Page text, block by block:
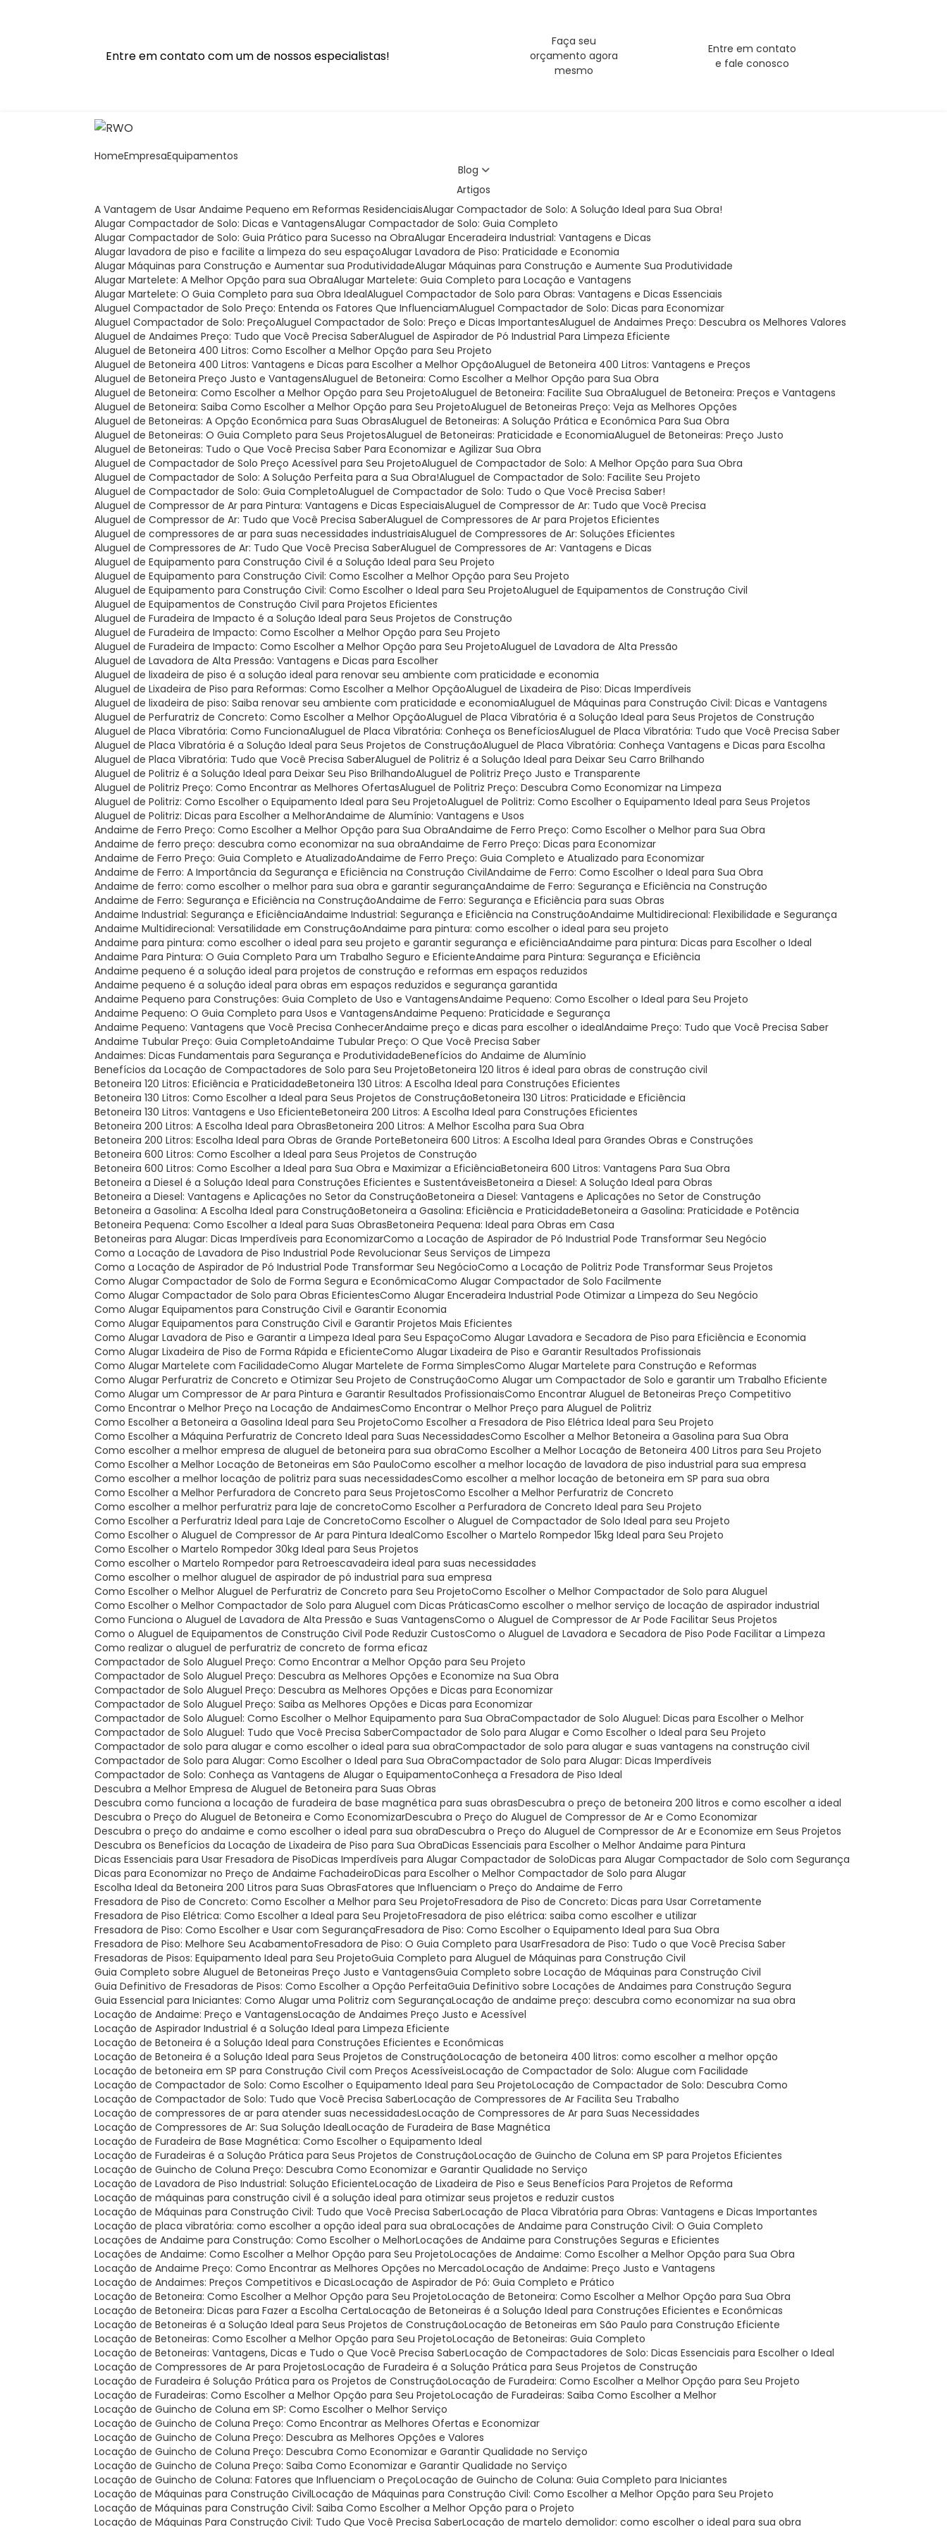
Entre em contato com um de nossos especialistas!
Faça seu
orçamento agora
mesmo
Entre em contato
e fale conosco
Home Empresa Equipamentos
Blog
Artigos
A Vantagem de Usar Andaime Pequeno em Reformas Residenciais Alugar Compactador de Solo: A Solução Ideal para Sua Obra!
Alugar Compactador de Solo: Dicas e Vantagens Alugar Compactador de Solo: Guia Completo
Alugar Compactador de Solo: Guia Prático para Sucesso na Obra Alugar Enceradeira Industrial: Vantagens e Dicas
Alugar lavadora de piso e facilite a limpeza do seu espaço Alugar Lavadora de Piso: Praticidade e Economia
Alugar Máquinas para Construção e Aumentar sua Produtividade Alugar Máquinas para Construção e Aumente Sua Produtividade
Alugar Martelete: A Melhor Opção para sua Obra Alugar Martelete: Guia Completo para Locação e Vantagens
Alugar Martelete: O Guia Completo para sua Obra Ideal Aluguel Compactador de Solo para Obras: Vantagens e Dicas Essenciais
Aluguel Compactador de Solo Preço: Entenda os Fatores Que Influenciam Aluguel Compactador de Solo: Dicas para Economizar
Aluguel Compactador de Solo: Preço Aluguel Compactador de Solo: Preço e Dicas Importantes Aluguel de Andaimes Preço: Descubra os Melhores Valores
Aluguel de Andaimes Preço: Tudo que Você Precisa Saber Aluguel de Aspirador de Pó Industrial Para Limpeza Eficiente
Aluguel de Betoneira 400 Litros: Como Escolher a Melhor Opção para Seu Projeto
Aluguel de Betoneira 400 Litros: Vantagens e Dicas para Escolher a Melhor Opção Aluguel de Betoneira 400 Litros: Vantagens e Preços
Aluguel de Betoneira Preço Justo e Vantagens Aluguel de Betoneira: Como Escolher a Melhor Opção para Sua Obra
Aluguel de Betoneira: Como Escolher a Melhor Opção para Seu Projeto Aluguel de Betoneira: Facilite Sua Obra Aluguel de Betoneira: Preços e Vantagens
Aluguel de Betoneira: Saiba Como Escolher a Melhor Opção para Seu Projeto Aluguel de Betoneiras Preço: Veja as Melhores Opções
Aluguel de Betoneiras: A Opção Econômica para Suas Obras Aluguel de Betoneiras: A Solução Prática e Econômica Para Sua Obra
Aluguel de Betoneiras: O Guia Completo para Seus Projetos Aluguel de Betoneiras: Praticidade e Economia Aluguel de Betoneiras: Preço Justo
Aluguel de Betoneiras: Tudo o Que Você Precisa Saber Para Economizar e Agilizar Sua Obra
Aluguel de Compactador de Solo Preço Acessível para Seu Projeto Aluguel de Compactador de Solo: A Melhor Opção para Sua Obra
Aluguel de Compactador de Solo: A Solução Perfeita para a Sua Obra! Aluguel de Compactador de Solo: Facilite Seu Projeto
Aluguel de Compactador de Solo: Guia Completo Aluguel de Compactador de Solo: Tudo o Que Você Precisa Saber!
Aluguel de Compressor de Ar para Pintura: Vantagens e Dicas Especiais Aluguel de Compressor de Ar: Tudo que Você Precisa
Aluguel de Compressor de Ar: Tudo que Você Precisa Saber Aluguel de Compressores de Ar para Projetos Eficientes
Aluguel de compressores de ar para suas necessidades industriais Aluguel de Compressores de Ar: Soluções Eficientes
Aluguel de Compressores de Ar: Tudo Que Você Precisa Saber Aluguel de Compressores de Ar: Vantagens e Dicas
Aluguel de Equipamento para Construção Civil é a Solução Ideal para Seu Projeto
Aluguel de Equipamento para Construção Civil: Como Escolher a Melhor Opção para Seu Projeto
Aluguel de Equipamento para Construção Civil: Como Escolher o Ideal para Seu Projeto Aluguel de Equipamentos de Construção Civil
Aluguel de Equipamentos de Construção Civil para Projetos Eficientes
Aluguel de Furadeira de Impacto é a Solução Ideal para Seus Projetos de Construção
Aluguel de Furadeira de Impacto: Como Escolher a Melhor Opção para Seu Projeto
Aluguel de Furadeira de Impacto: Como Escolher a Melhor Opção para Seu Projeto Aluguel de Lavadora de Alta Pressão
Aluguel de Lavadora de Alta Pressão: Vantagens e Dicas para Escolher
Aluguel de lixadeira de piso é a solução ideal para renovar seu ambiente com praticidade e economia
Aluguel de Lixadeira de Piso para Reformas: Como Escolher a Melhor Opção Aluguel de Lixadeira de Piso: Dicas Imperdíveis
Aluguel de lixadeira de piso: Saiba renovar seu ambiente com praticidade e economia Aluguel de Máquinas para Construção Civil: Dicas e Vantagens
Aluguel de Perfuratriz de Concreto: Como Escolher a Melhor Opção Aluguel de Placa Vibratória é a Solução Ideal para Seus Projetos de Construção
Aluguel de Placa Vibratória: Como Funciona Aluguel de Placa Vibratória: Conheça os Benefícios Aluguel de Placa Vibratória: Tudo que Você Precisa Saber
Aluguel de Placa Vibratória é a Solução Ideal para Seus Projetos de Construção Aluguel de Placa Vibratória: Conheça Vantagens e Dicas para Escolha
Aluguel de Placa Vibratória: Tudo que Você Precisa Saber Aluguel de Politriz é a Solução Ideal para Deixar Seu Carro Brilhando
Aluguel de Politriz é a Solução Ideal para Deixar Seu Piso Brilhando Aluguel de Politriz Preço Justo e Transparente
Aluguel de Politriz Preço: Como Encontrar as Melhores Ofertas Aluguel de Politriz Preço: Descubra Como Economizar na Limpeza
Aluguel de Politriz: Como Escolher o Equipamento Ideal para Seu Projeto Aluguel de Politriz: Como Escolher o Equipamento Ideal para Seus Projetos
Aluguel de Politriz: Dicas para Escolher a Melhor Andaime de Alumínio: Vantagens e Usos
Andaime de Ferro Preço: Como Escolher a Melhor Opção para Sua Obra Andaime de Ferro Preço: Como Escolher o Melhor para Sua Obra
Andaime de ferro preço: descubra como economizar na sua obra Andaime de Ferro Preço: Dicas para Economizar
Andaime de Ferro Preço: Guia Completo e Atualizado Andaime de Ferro Preço: Guia Completo e Atualizado para Economizar
Andaime de Ferro: A Importância da Segurança e Eficiência na Construção Civil Andaime de Ferro: Como Escolher o Ideal para Sua Obra
Andaime de ferro: como escolher o melhor para sua obra e garantir segurança Andaime de Ferro: Segurança e Eficiência na Construção
Andaime de Ferro: Segurança e Eficiência na Construção Andaime de Ferro: Segurança e Eficiência para suas Obras
Andaime Industrial: Segurança e Eficiência Andaime Industrial: Segurança e Eficiência na Construção Andaime Multidirecional: Flexibilidade e Segurança
Andaime Multidirecional: Versatilidade em Construção Andaime para pintura: como escolher o ideal para seu projeto
Andaime para pintura: como escolher o ideal para seu projeto e garantir segurança e eficiência Andaime para pintura: Dicas para Escolher o Ideal
Andaime Para Pintura: O Guia Completo Para um Trabalho Seguro e Eficiente Andaime para Pintura: Segurança e Eficiência
Andaime pequeno é a solução ideal para projetos de construção e reformas em espaços reduzidos
Andaime pequeno é a solução ideal para obras em espaços reduzidos e segurança garantida
Andaime Pequeno para Construções: Guia Completo de Uso e Vantagens Andaime Pequeno: Como Escolher o Ideal para Seu Projeto
Andaime Pequeno: O Guia Completo para Usos e Vantagens Andaime Pequeno: Praticidade e Segurança
Andaime Pequeno: Vantagens que Você Precisa Conhecer Andaime preço e dicas para escolher o ideal Andaime Preço: Tudo que Você Precisa Saber
Andaime Tubular Preço: Guia Completo Andaime Tubular Preço: O Que Você Precisa Saber
Andaimes: Dicas Fundamentais para Segurança e Produtividade Benefícios do Andaime de Alumínio
Benefícios da Locação de Compactadores de Solo para Seu Projeto Betoneira 120 litros é ideal para obras de construção civil
Betoneira 120 Litros: Eficiência e Praticidade Betoneira 130 Litros: A Escolha Ideal para Construções Eficientes
Betoneira 130 Litros: Como Escolher a Ideal para Seus Projetos de Construção Betoneira 130 Litros: Praticidade e Eficiência
Betoneira 130 Litros: Vantagens e Uso Eficiente Betoneira 200 Litros: A Escolha Ideal para Construções Eficientes
Betoneira 200 Litros: A Escolha Ideal para Obras Betoneira 200 Litros: A Melhor Escolha para Sua Obra
Betoneira 200 Litros: Escolha Ideal para Obras de Grande Porte Betoneira 600 Litros: A Escolha Ideal para Grandes Obras e Construções
Betoneira 600 Litros: Como Escolher a Ideal para Seus Projetos de Construção
Betoneira 600 Litros: Como Escolher a Ideal para Sua Obra e Maximizar a Eficiência Betoneira 600 Litros: Vantagens Para Sua Obra
Betoneira a Diesel é a Solução Ideal para Construções Eficientes e Sustentáveis Betoneira a Diesel: A Solução Ideal para Obras
Betoneira a Diesel: Vantagens e Aplicações no Setor da Construção Betoneira a Diesel: Vantagens e Aplicações no Setor de Construção
Betoneira a Gasolina: A Escolha Ideal para Construção Betoneira a Gasolina: Eficiência e Praticidade Betoneira a Gasolina: Praticidade e Potência
Betoneira Pequena: Como Escolher a Ideal para Suas Obras Betoneira Pequena: Ideal para Obras em Casa
Betoneiras para Alugar: Dicas Imperdíveis para Economizar Como a Locação de Aspirador de Pó Industrial Pode Transformar Seu Negócio
Como a Locação de Lavadora de Piso Industrial Pode Revolucionar Seus Serviços de Limpeza
Como a Locação de Aspirador de Pó Industrial Pode Transformar Seu Negócio Como a Locação de Politriz Pode Transformar Seus Projetos
Como Alugar Compactador de Solo de Forma Segura e Econômica Como Alugar Compactador de Solo Facilmente
Como Alugar Compactador de Solo para Obras Eficientes Como Alugar Enceradeira Industrial Pode Otimizar a Limpeza do Seu Negócio
Como Alugar Equipamentos para Construção Civil e Garantir Economia
Como Alugar Equipamentos para Construção Civil e Garantir Projetos Mais Eficientes
Como Alugar Lavadora de Piso e Garantir a Limpeza Ideal para Seu Espaço Como Alugar Lavadora e Secadora de Piso para Eficiência e Economia
Como Alugar Lixadeira de Piso de Forma Rápida e Eficiente Como Alugar Lixadeira de Piso e Garantir Resultados Profissionais
Como Alugar Martelete com Facilidade Como Alugar Martelete de Forma Simples Como Alugar Martelete para Construção e Reformas
Como Alugar Perfuratriz de Concreto e Otimizar Seu Projeto de Construção Como Alugar um Compactador de Solo e garantir um Trabalho Eficiente
Como Alugar um Compressor de Ar para Pintura e Garantir Resultados Profissionais Como Encontrar Aluguel de Betoneiras Preço Competitivo
Como Encontrar o Melhor Preço na Locação de Andaimes Como Encontrar o Melhor Preço para Aluguel de Politriz
Como Escolher a Betoneira a Gasolina Ideal para Seu Projeto Como Escolher a Fresadora de Piso Elétrica Ideal para Seu Projeto
Como Escolher a Máquina Perfuratriz de Concreto Ideal para Suas Necessidades Como Escolher a Melhor Betoneira a Gasolina para Sua Obra
Como escolher a melhor empresa de aluguel de betoneira para sua obra Como Escolher a Melhor Locação de Betoneira 400 Litros para Seu Projeto
Como Escolher a Melhor Locação de Betoneiras em São Paulo Como escolher a melhor locação de lavadora de piso industrial para sua empresa
Como escolher a melhor locação de politriz para suas necessidades Como escolher a melhor locação de betoneira em SP para sua obra
Como Escolher a Melhor Perfuradora de Concreto para Seus Projetos Como Escolher a Melhor Perfuratriz de Concreto
Como escolher a melhor perfuratriz para laje de concreto Como Escolher a Perfuradora de Concreto Ideal para Seu Projeto
Como Escolher a Perfuratriz Ideal para Laje de Concreto Como Escolher o Aluguel de Compactador de Solo Ideal para seu Projeto
Como Escolher o Aluguel de Compressor de Ar para Pintura Ideal Como Escolher o Martelo Rompedor 15kg Ideal para Seu Projeto
Como Escolher o Martelo Rompedor 30kg Ideal para Seus Projetos
Como escolher o Martelo Rompedor para Retroescavadeira ideal para suas necessidades
Como escolher o melhor aluguel de aspirador de pó industrial para sua empresa
Como Escolher o Melhor Aluguel de Perfuratriz de Concreto para Seu Projeto Como Escolher o Melhor Compactador de Solo para Aluguel
Como Escolher o Melhor Compactador de Solo para Aluguel com Dicas Práticas Como escolher o melhor serviço de locação de aspirador industrial
Como Funciona o Aluguel de Lavadora de Alta Pressão e Suas Vantagens Como o Aluguel de Compressor de Ar Pode Facilitar Seus Projetos
Como o Aluguel de Equipamentos de Construção Civil Pode Reduzir Custos Como o Aluguel de Lavadora e Secadora de Piso Pode Facilitar a Limpeza
Como realizar o aluguel de perfuratriz de concreto de forma eficaz
Compactador de Solo Aluguel Preço: Como Encontrar a Melhor Opção para Seu Projeto
Compactador de Solo Aluguel Preço: Descubra as Melhores Opções e Economize na Sua Obra
Compactador de Solo Aluguel Preço: Descubra as Melhores Opções e Dicas para Economizar
Compactador de Solo Aluguel Preço: Saiba as Melhores Opções e Dicas para Economizar
Compactador de Solo Aluguel: Como Escolher o Melhor Equipamento para Sua Obra Compactador de Solo Aluguel: Dicas para Escolher o Melhor
Compactador de Solo Aluguel: Tudo que Você Precisa Saber Compactador de Solo para Alugar e Como Escolher o Ideal para Seu Projeto
Compactador de solo para alugar e como escolher o ideal para sua obra Compactador de solo para alugar e suas vantagens na construção civil
Compactador de Solo para Alugar: Como Escolher o Ideal para Sua Obra Compactador de Solo para Alugar: Dicas Imperdíveis
Compactador de Solo: Conheça as Vantagens de Alugar o Equipamento Conheça a Fresadora de Piso Ideal
Descubra a Melhor Empresa de Aluguel de Betoneira para Suas Obras
Descubra como funciona a locação de furadeira de base magnética para suas obras Descubra o preço de betoneira 200 litros e como escolher a ideal
Descubra o Preço do Aluguel de Betoneira e Como Economizar Descubra o Preço do Aluguel de Compressor de Ar e Como Economizar
Descubra o preço do andaime e como escolher o ideal para sua obra Descubra o Preço do Aluguel de Compressor de Ar e Economize em Seus Projetos
Descubra os Benefícios da Locação de Lixadeira de Piso para Sua Obra Dicas Essenciais para Escolher o Melhor Andaime para Pintura
Dicas Essenciais para Usar Fresadora de Piso Dicas Imperdíveis para Alugar Compactador de Solo Dicas para Alugar Compactador de Solo com Segurança
Dicas para Economizar no Preço de Andaime Fachadeiro Dicas para Escolher o Melhor Compactador de Solo para Alugar
Escolha Ideal da Betoneira 200 Litros para Suas Obras Fatores que Influenciam o Preço do Andaime de Ferro
Fresadora de Piso de Concreto: Como Escolher a Melhor para Seu Projeto Fresadora de Piso de Concreto: Dicas para Usar Corretamente
Fresadora de Piso Elétrica: Como Escolher a Ideal para Seu Projeto Fresadora de piso elétrica: saiba como escolher e utilizar
Fresadora de Piso: Como Escolher e Usar com Segurança Fresadora de Piso: Como Escolher o Equipamento Ideal para Sua Obra
Fresadora de Piso: Melhore Seu Acabamento Fresadora de Piso: O Guia Completo para Usar Fresadora de Piso: Tudo o que Você Precisa Saber
Fresadoras de Pisos: Equipamento Ideal para Seu Projeto Guia Completo para Aluguel de Máquinas para Construção Civil
Guia Completo sobre Aluguel de Betoneiras Preço Justo e Vantagens Guia Completo sobre Locação de Máquinas para Construção Civil
Guia Definitivo de Fresadoras de Pisos: Como Escolher a Opção Perfeita Guia Definitivo sobre Locações de Andaimes para Construção Segura
Guia Essencial para Iniciantes: Como Alugar uma Politriz com Segurança Locação de andaime preço: descubra como economizar na sua obra
Locação de Andaime: Preço e Vantagens Locação de Andaimes Preço Justo e Acessível
Locação de Aspirador Industrial é a Solução Ideal para Limpeza Eficiente
Locação de Betoneira é a Solução Ideal para Construções Eficientes e Econômicas
Locação de Betoneira é a Solução Ideal para Seus Projetos de Construção Locação de betoneira 400 litros: como escolher a melhor opção
Locação de betoneira em SP para Construção Civil com Preços Acessíveis Locação de Compactador de Solo: Alugue com Facilidade
Locação de Compactador de Solo: Como Escolher o Equipamento Ideal para Seu Projeto Locação de Compactador de Solo: Descubra Como
Locação de Compactador de Solo: Tudo que Você Precisa Saber Locação de Compressores de Ar Facilita Seu Trabalho
Locação de compressores de ar para atender suas necessidades Locação de Compressores de Ar para Suas Necessidades
Locação de Compressores de Ar: Sua Solução Ideal Locação de Furadeira de Base Magnética
Locação de Furadeira de Base Magnética: Como Escolher o Equipamento Ideal
Locação de Furadeiras é a Solução Prática para Seus Projetos de Construção Locação de Guincho de Coluna em SP para Projetos Eficientes
Locação de Guincho de Coluna Preço: Descubra Como Economizar e Garantir Qualidade no Serviço
Locação de Lavadora de Piso Industrial: Solução Eficiente Locação de Lixadeira de Piso e Seus Benefícios Para Projetos de Reforma
Locação de máquinas para construção civil é a solução ideal para otimizar seus projetos e reduzir custos
Locação de Máquinas para Construção Civil: Tudo que Você Precisa Saber Locação de Placa Vibratória para Obras: Vantagens e Dicas Importantes
Locação de placa vibratória: como escolher a opção ideal para sua obra Locações de Andaime para Construção Civil: O Guia Completo
Locações de Andaime para Construção: Como Escolher o Melhor Locações de Andaime para Construções Seguras e Eficientes
Locações de Andaime: Como Escolher a Melhor Opção para Seu Projeto Locações de Andaime: Como Escolher a Melhor Opção para Sua Obra
Locação de Andaime Preço: Como Encontrar as Melhores Opções no Mercado Locação de Andaime: Preço Justo e Vantagens
Locação de Andaimes: Preços Competitivos e Dicas Locação de Aspirador de Pó: Guia Completo e Prático
Locação de Betoneira: Como Escolher a Melhor Opção para Seu Projeto Locação de Betoneira: Como Escolher a Melhor Opção para Sua Obra
Locação de Betoneira: Dicas para Fazer a Escolha Certa Locação de Betoneiras é a Solução Ideal para Construções Eficientes e Econômicas
Locação de Betoneiras é a Solução Ideal para Seus Projetos de Construção Locação de Betoneiras em São Paulo para Construção Eficiente
Locação de Betoneiras: Como Escolher a Melhor Opção para Seu Projeto Locação de Betoneiras: Guia Completo
Locação de Betoneiras: Vantagens, Dicas e Tudo o Que Você Precisa Saber Locação de Compactadores de Solo: Dicas Essenciais para Escolher o Ideal
Locação de Compressores de Ar para Projetos Locação de Furadeira é a Solução Prática para Seus Projetos de Construção
Locação de Furadeira é Solução Prática para os Projetos de Construção Locação de Furadeira: Como Escolher a Melhor Opção para Seu Projeto
Locação de Furadeiras: Como Escolher a Melhor Opção para Seu Projeto Locação de Furadeiras: Saiba Como Escolher a Melhor
Locação de Guincho de Coluna em SP: Como Escolher o Melhor Serviço
Locação de Guincho de Coluna Preço: Como Encontrar as Melhores Ofertas e Economizar
Locação de Guincho de Coluna Preço: Descubra as Melhores Opções e Valores
Locação de Guincho de Coluna Preço: Descubra Como Economizar e Garantir Qualidade no Serviço
Locação de Guincho de Coluna Preço: Saiba Como Economizar e Garantir Qualidade no Serviço
Locação de Guincho de Coluna: Fatores que Influenciam o Preço Locação de Guincho de Coluna: Guia Completo para Iniciantes
Locação de Máquinas para Construção Civil Locação de Máquinas para Construção Civil: Como Escolher a Melhor Opção para Seu Projeto
Locação de Máquinas para Construção Civil: Saiba Como Escolher a Melhor Opção para o Projeto
Locação de Máquinas Para Construção Civil: Tudo Que Você Precisa Saber Locação de martelo demolidor: como escolher o ideal para sua obra